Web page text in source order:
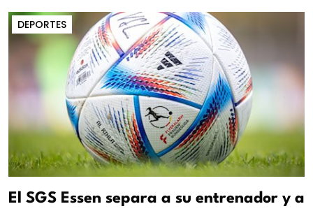
DEPORTES
El SGS Essen separa a su entrenador y a